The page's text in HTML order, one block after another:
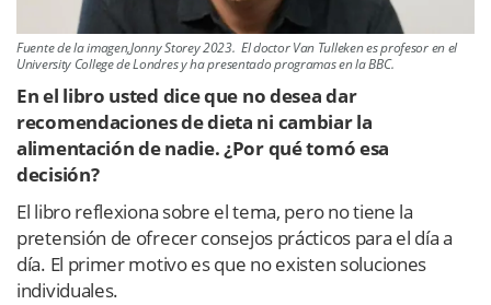
Fuente de la imagen,Jonny Storey 2023. El doctor Van Tulleken es profesor en el
University College de Londres y ha presentado programas en la BBC.
En el libro usted dice que no desea dar
recomendaciones de dieta ni cambiar la
alimentación de nadie. ¿Por qué tomó esa
decisión?
El libro reflexiona sobre el tema, pero no tiene la
pretensión de ofrecer consejos prácticos para el día a
día. El primer motivo es que no existen soluciones
individuales.